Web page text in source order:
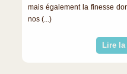
mais également la finesse
nos (...)
Lire